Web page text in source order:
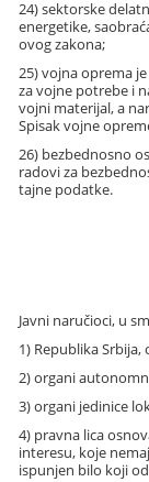
24) sektorske
energetike,
ovog zakona;
25) vojna oprema
za vojne potrebe i
vojni materijal, a
Spisak vojne
26) bezbednosno
radovi za
tajne podatke.
Javni naručioci, u
1) Republika
2) organi
3) organi jedinice
4) pravna lica
interesu, koje
ispunjen bilo koji